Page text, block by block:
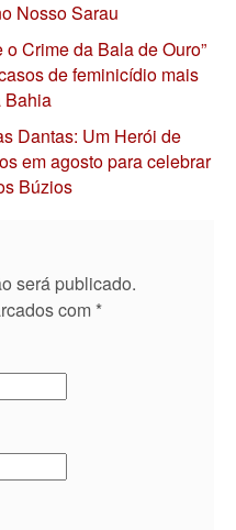
Nosso Sarau
Crime da Bala de Ouro”
de feminicídio mais
Bahia
Dantas: Um Herói de
em agosto para celebrar
Búzios
será publicado.
com *